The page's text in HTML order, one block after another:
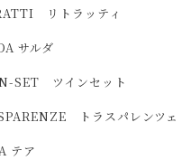
リトラッティ
サルダ
SET ツインセット
トラスパレンツェ
テア